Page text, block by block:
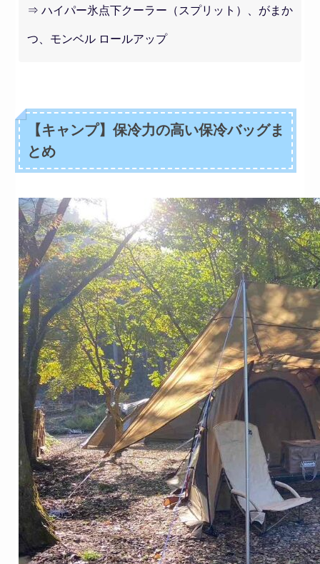
⇒ ハイパー氷点下クーラー（スプリット）、がまか
つ、モンベル ロールアップ
【キャンプ】保冷力の高い保冷バッグま
とめ